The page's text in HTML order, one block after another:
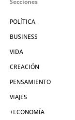
POLÍTICA
BUSINESS
VIDA
CREACIÓN
PENSAMIENTO
VIAJES
+ECONOMÍA